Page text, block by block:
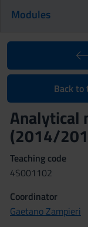
Modules
Back to
Analytical
(2014/
Teaching code
4S001102
Coordinator
Gaetano Zampieri